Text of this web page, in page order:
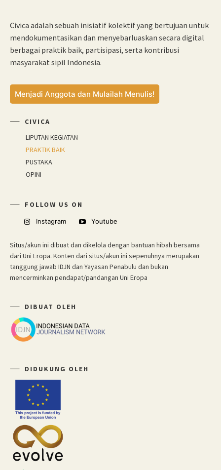
Civica adalah sebuah inisiatif kolektif yang bertujuan untuk
mendokumentasikan dan menyebarluaskan secara digital
berbagai praktik baik, partisipasi, serta kontribusi
masyarakat sipil Indonesia.
Menjadi Anggota dan Mulailah Menulis!
CIVICA
LIPUTAN KEGIATAN
PRAKTIK BAIK
PUSTAKA
OPINI
FOLLOW US ON
Instagram Youtube
Situs/akun ini dibuat dan dikelola dengan bantuan hibah bersama
dari Uni Eropa. Konten dari situs/akun ini sepenuhnya merupakan
tanggung jawab IDJN dan Yayasan Penabulu dan bukan
mencerminkan pendapat/pandangan Uni Eropa
DIBUAT OLEH
DIDUKUNG OLEH